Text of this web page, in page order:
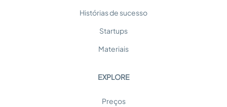
Histórias de sucesso
Startups
Materiais
EXPLORE
Preços